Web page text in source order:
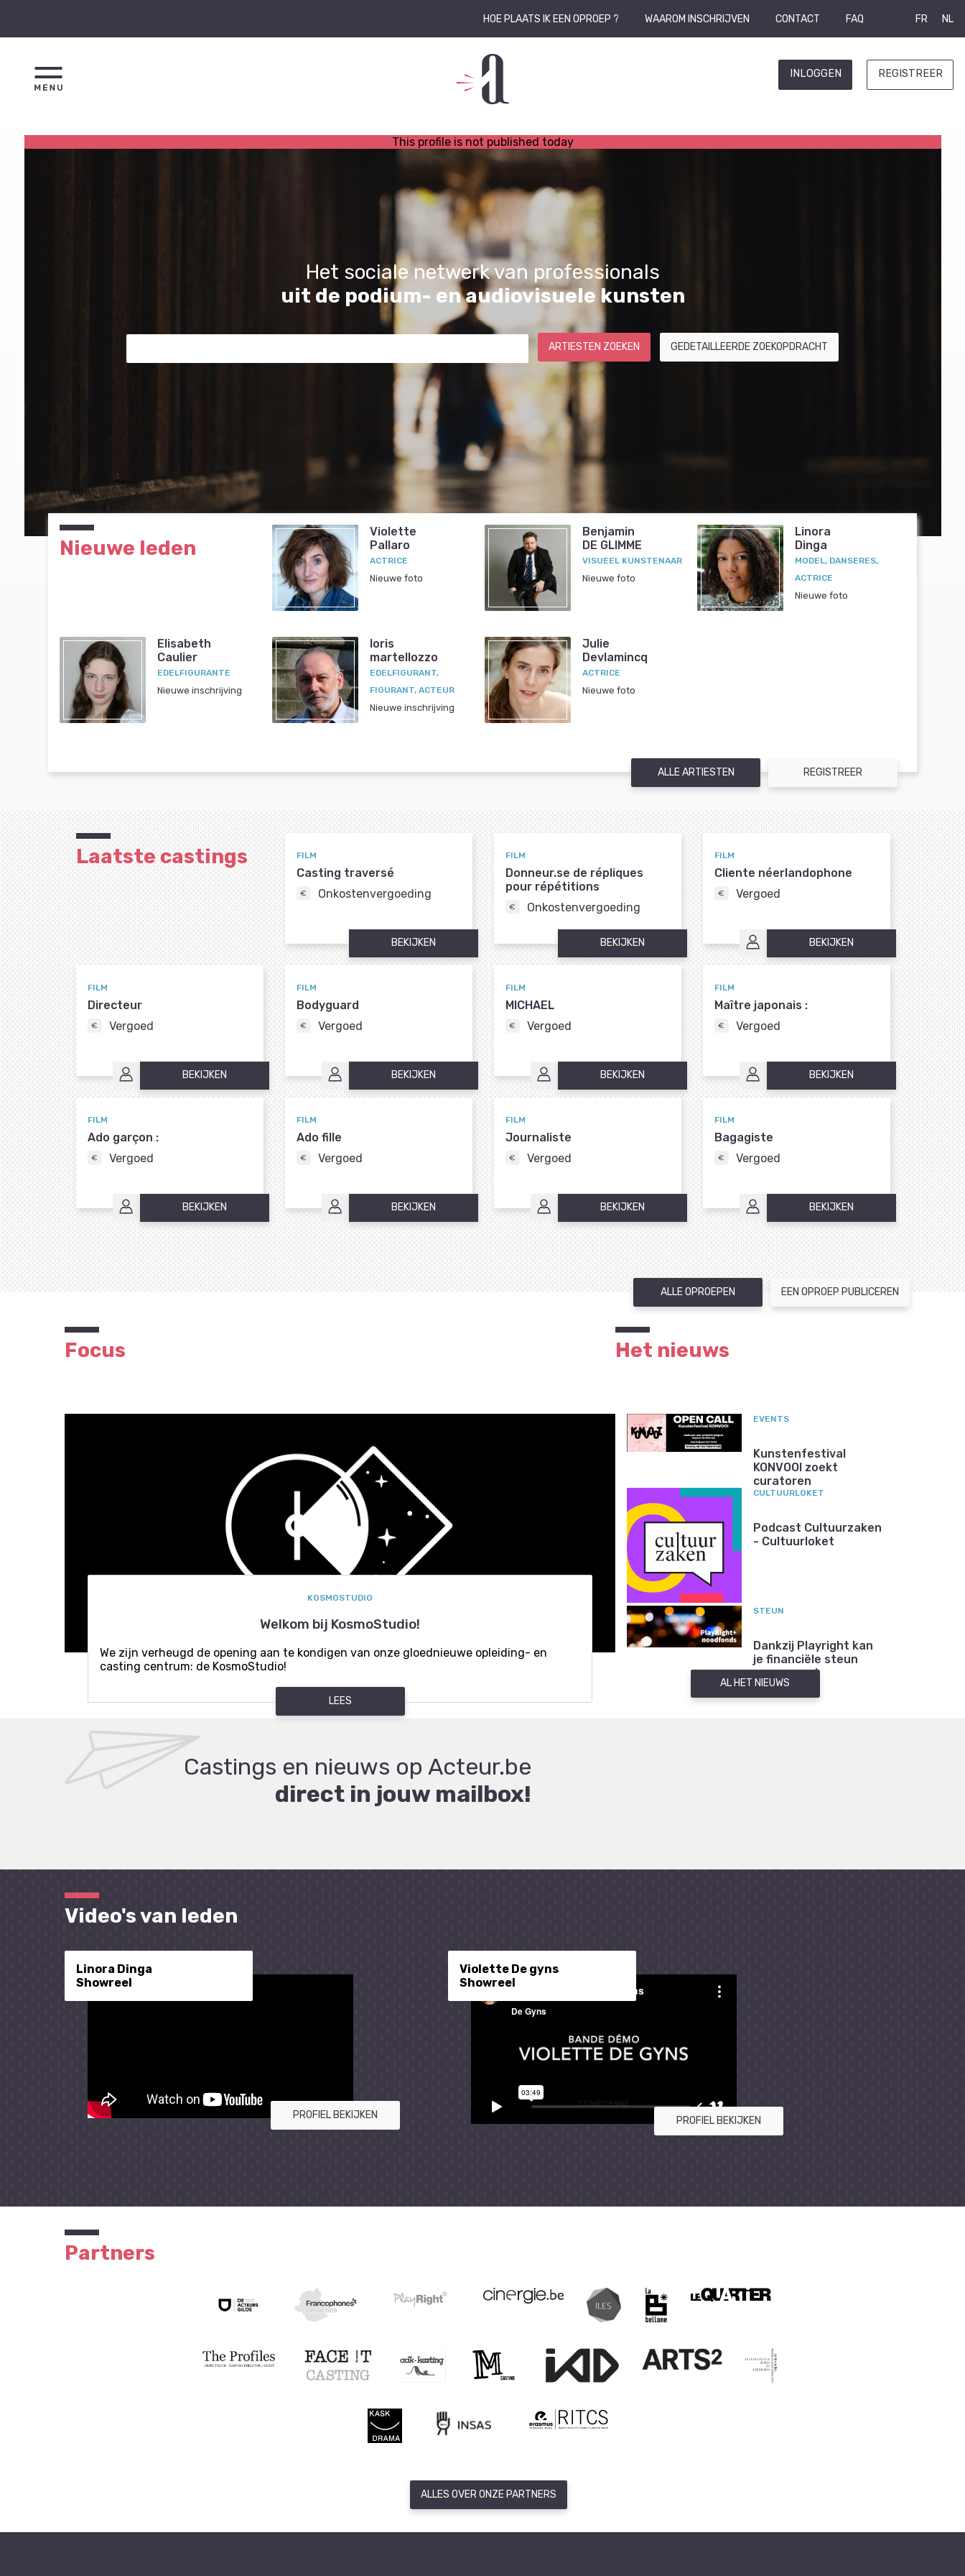
HOE PLAATS IK EEN OPROEP ? WAAROM INSCHRIJVEN CONTACT FAQ FR NL
INLOGGEN REGISTREER
This profile is not published today
Het sociale netwerk van professionals
uit de podium- en audiovisuele kunsten
ARTIESTEN ZOEKEN GEDETAILLEERDE ZOEKOPDRACHT
Nieuwe leden
Violette
Pallaro
ACTRICE
Nieuwe foto
Benjamin
DE GLIMME
VISUEEL KUNSTENAAR
Nieuwe foto
Linora
Dinga
MODEL, DANSERES,
ACTRICE
Nieuwe foto
Elisabeth
Caulier
EDELFIGURANTE
Nieuwe inschrijving
loris
martellozzo
EDELFIGURANT,
FIGURANT, ACTEUR
Nieuwe inschrijving
Julie
Devlamincq
ACTRICE
Nieuwe foto
ALLE ARTIESTEN REGISTREER
Laatste castings FILM
Casting traversé
Onkostenvergoeding
BEKIJKEN
FILM
Donneur.se de répliques
pour répétitions
Onkostenvergoeding
BEKIJKEN
FILM
Cliente néerlandophone
Vergoed
BEKIJKEN
FILM
Directeur
Vergoed
BEKIJKEN
FILM
Bodyguard
Vergoed
BEKIJKEN
FILM
MICHAEL
Vergoed
BEKIJKEN
FILM
Maître japonais :
Vergoed
BEKIJKEN
FILM
Ado garçon :
Vergoed
BEKIJKEN
FILM
Ado fille
Vergoed
BEKIJKEN
FILM
Journaliste
Vergoed
BEKIJKEN
FILM
Bagagiste
Vergoed
BEKIJKEN
ALLE OPROEPEN EEN OPROEP PUBLICEREN
Focus
KOSMOSTUDIO
Welkom bij KosmoStudio!
We zijn verheugd de opening aan te kondigen van onze gloednieuwe opleiding- en
casting centrum: de KosmoStudio!
LEES
Het nieuws
EVENTS
Kunstenfestival
KONVOOI zoekt
curatoren
CULTUURLOKET
Podcast Cultuurzaken
- Cultuurloket
STEUN
Dankzij Playright kan
je financiële steun
aanvragen!
AL HET NIEUWS
Castings en nieuws op Acteur.be
direct in jouw mailbox!
Video's van leden
Linora Dinga
Showreel
PROFIEL BEKIJKEN
Violette De gyns
Showreel
PROFIEL BEKIJKEN
Partners
ALLES OVER ONZE PARTNERS